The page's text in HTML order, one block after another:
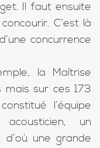
Il faut ensuite
C’est là
concurrence
la Maîtrise
mais sur ces 173
l’équipe
un
une grande